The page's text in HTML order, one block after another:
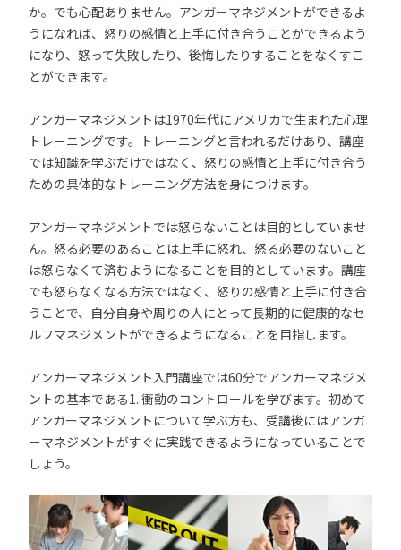
か。でも心配ありません。アンガーマネジメントができるよ
うになれば、怒りの感情と上手に付き合うことができるよう
になり、怒って失敗したり、後悔したりすることをなくすこ
とができます。
アンガーマネジメントは1970年代にアメリカで生まれた心理
トレーニングです。トレーニングと言われるだけあり、講座
では知識を学ぶだけではなく、怒りの感情と上手に付き合う
ための具体的なトレーニング方法を身につけます。
アンガーマネジメントでは怒らないことは目的としていませ
ん。怒る必要のあることは上手に怒れ、怒る必要のないこと
は怒らなくて済むようになることを目的としています。講座
でも怒らなくなる方法ではなく、怒りの感情と上手に付き合
うことで、自分自身や周りの人にとって長期的に健康的なセ
ルフマネジメントができるようになることを目指します。
アンガーマネジメント入門講座では60分でアンガーマネジメ
ントの基本である1. 衝動のコントロールを学びます。初めて
アンガーマネジメントについて学ぶ方も、受講後にはアンガ
ーマネジメントがすぐに実践できるようになっていることで
しょう。